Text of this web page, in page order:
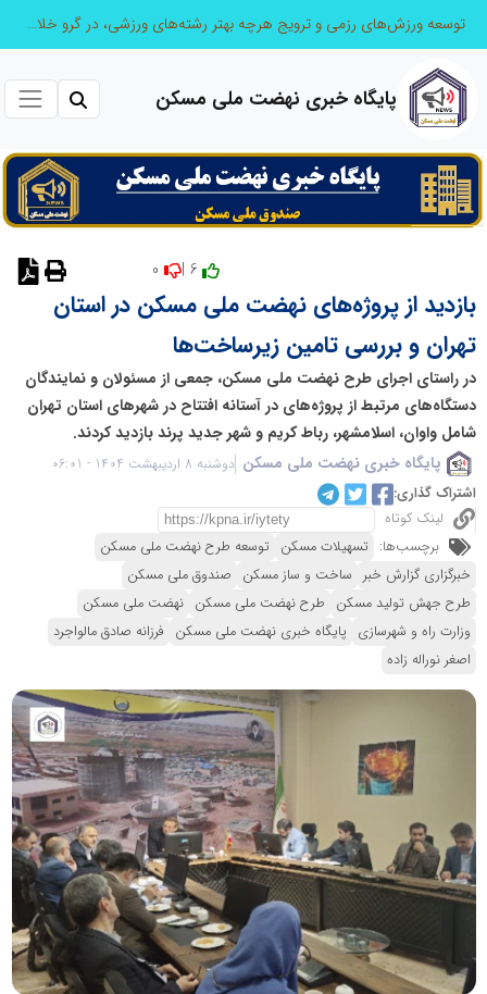
توسعه ورزش‌های رزمی و ترویج هرچه بهتر رشته‌های ورزشی، در گرو خلاقیت و نوآوری است
پایگاه خبری نهضت ملی مسکن
بازدید از پروژه‌های نهضت ملی مسکن در استان
تهران و بررسی تامین زیرساخت‌ها
در راستای اجرای طرح نهضت ملی مسکن، جمعی از مسئولان و نمایندگان
دستگاه‌های مرتبط از پروژه‌های در آستانه افتتاح در شهرهای استان تهران
شامل واوان، اسلامشهر، رباط کریم و شهر جدید پرند بازدید کردند.
پایگاه خبری نهضت ملی مسکن دوشنبه 8 اردیبهشت 1404 - 06:01
اشتراک گذاری:
لینک کوتاه
برچسب‌ها: تسهیلات مسکن توسعه طرح نهضت ملی مسکن
خبرگزاری گزارش خبر ساخت و ساز مسکن صندوق ملی مسکن
طرح جهش تولید مسکن طرح نهضت ملی مسکن نهضت ملی مسکن
وزارت راه و شهرسازی پایگاه خبری نهضت ملی مسکن فرزانه صادق مالواجرد
اصغر نوراله زاده